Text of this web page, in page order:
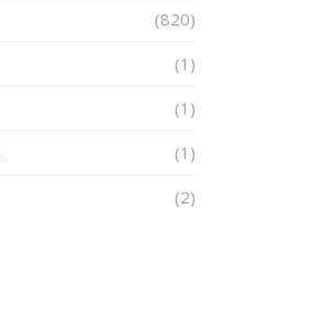
(820)
(1)
(1)
(1)
(2)